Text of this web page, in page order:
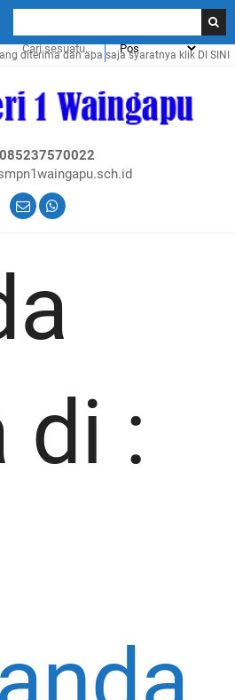
dan apa saja syaratnya klikDI SINI
085237570022
di :